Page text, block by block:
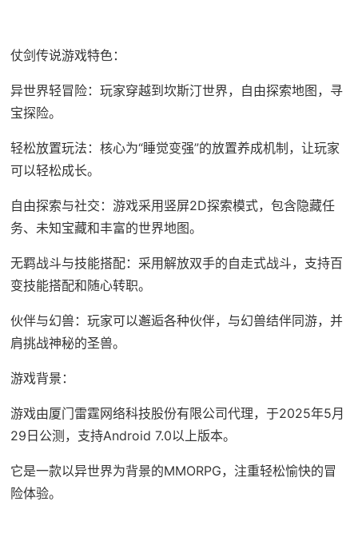
仗剑传说游戏特色：
异世界轻冒险：玩家穿越到坎斯汀世界，自由探索地图，寻
宝探险。
轻松放置玩法：核心为“睡觉变强”的放置养成机制，让玩家
可以轻松成长。
自由探索与社交：游戏采用竖屏2D探索模式，包含隐藏任
务、未知宝藏和丰富的世界地图。
无羁战斗与技能搭配：采用解放双手的自走式战斗，支持百
变技能搭配和随心转职。
伙伴与幻兽：玩家可以邂逅各种伙伴，与幻兽结伴同游，并
肩挑战神秘的圣兽。
游戏背景：
游戏由厦门雷霆网络科技股份有限公司代理，于2025年5月
29日公测，支持Android 7.0以上版本。
它是一款以异世界为背景的MMORPG，注重轻松愉快的冒
险体验。